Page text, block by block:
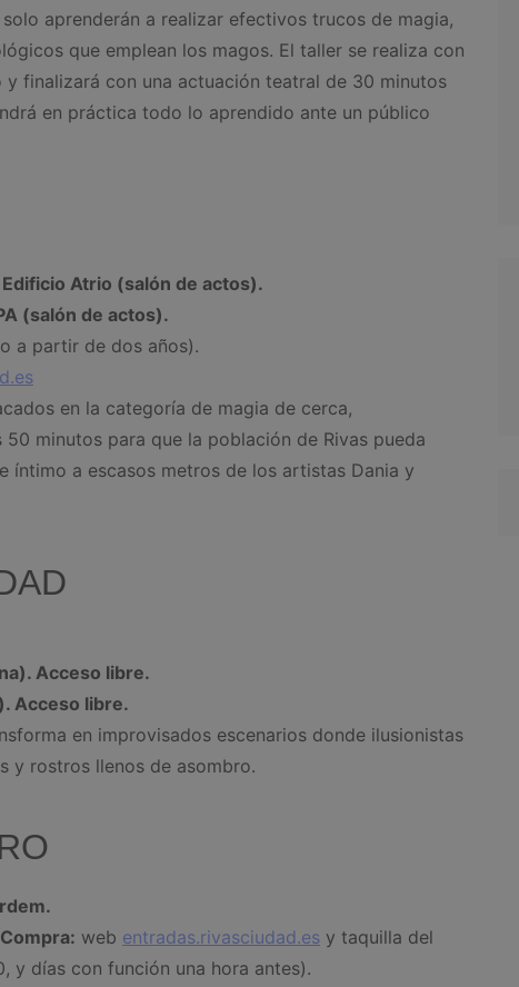
aprenderán a realizar efectivos trucos de magia,
que emplean los magos. El taller se realiza con
finalizará con una actuación teatral de 30 minutos
en práctica todo lo aprendido ante un público
Atrio (salón de actos).
(salón de actos).
a partir de dos años).
en la categoría de magia de cerca,
minutos para que la población de Rivas pueda
íntimo a escasos metros de los artistas Dania y
Acceso libre.
Acceso libre.
en improvisados escenarios donde ilusionistas
y rostros llenos de asombro.
web entradas.rivasciudad.es y taquilla del
y días con función una hora antes).